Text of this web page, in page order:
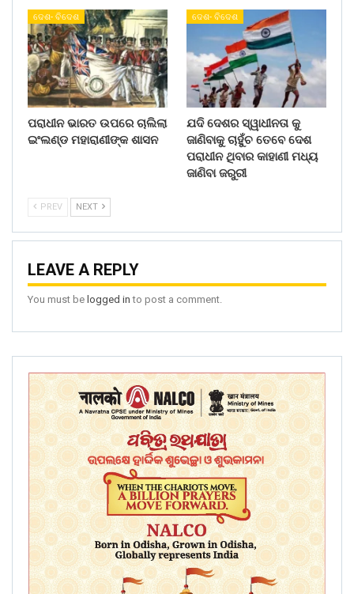
ଦେଶ- ବିଦେଶ
ପରାଧୀନ ଭାରତ ଉପରେ ଚାଲିଲା
ଇଂଲଣ୍ଡ ମହାରାଣୀଙ୍କ ଶାସନ
ଦେଶ- ବିଦେଶ
ଯଦି ଦେଶର ସ୍ୱାଧୀନତା କୁ
ଜାଣିବାକୁ ଚାହୁଁଚ ତେବେ ଦେଶ
ପରାଧୀନ ଥିବାର କାହାଣୀ ମଧ୍ୟ
ଜାଣିବା ଜରୁରୀ
PREV NEXT
LEAVE A REPLY
You must be logged in to post a comment.